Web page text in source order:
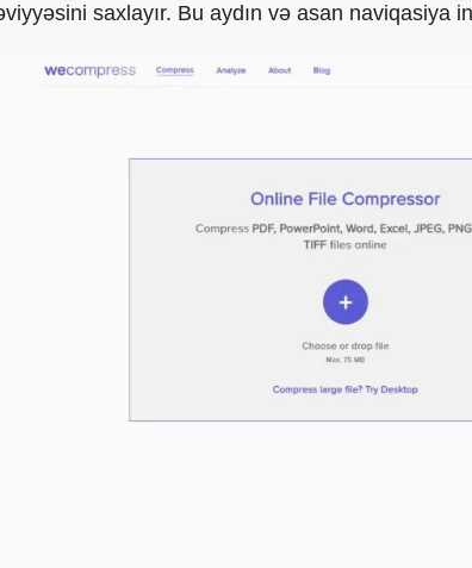
saxlayır. Bu aydın və asan naviqasiya